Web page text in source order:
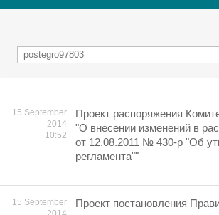
15 September
2014
10:52
Проект распоряжения
"О внесении изменений в
от 12.08.2011 № 430-р "Об
регламента""
15 September
Проект постановления